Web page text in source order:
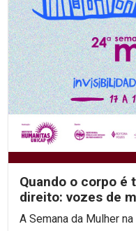
Quando o corpo é
direito: vozes de
mulher na unicap
A Semana da Mulher